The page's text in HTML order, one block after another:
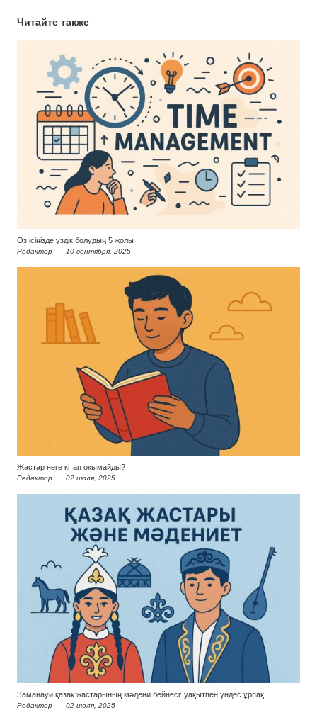
Читайте также
Өз ісіңізде үздік болудың 5 жолы
Редактор 10 сентября, 2025
Жастар неге кітап оқымайды?
Редактор 02 июля, 2025
Заманауи қазақ жастарының мәдени бейнесі: уақытпен үндес ұрпақ
Редактор 02 июля, 2025